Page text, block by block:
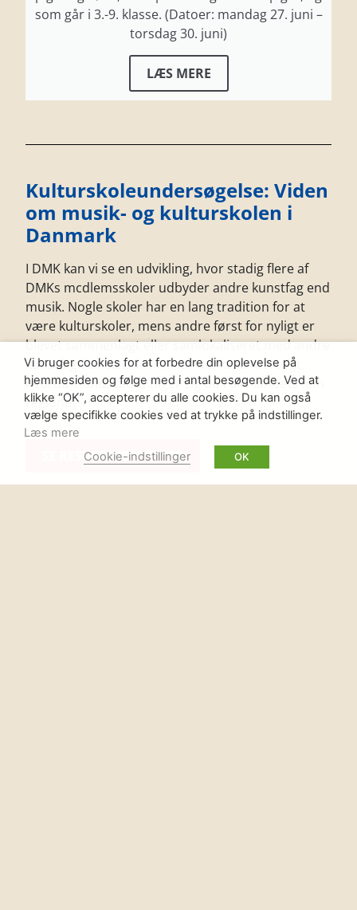
som går i 3.-9. klasse. (Datoer: mandag 27. juni –
torsdag 30. juni)
LÆS MERE
Kulturskoleundersøgelse: Viden
om musik- og kulturskolen i
Danmark
I DMK kan vi se en udvikling, hvor stadig flere af
DMKs mcdlemsskoler udbyder andre kunstfag end
musik. Nogle skoler har en lang tradition for at
være kulturskoler, mens andre først for nyligt er
blevet sammenlagt eller samlokaliseret med andre
kunstfag/kunstskoler. Vi har derfor undersøgt,
hvordan landskabet tager sig ud i alle landets fem
regioner.
SE RESULTATERNE HER
Vi bruger cookies for at forbedre din oplevelse på
hjemmesiden og følge med i antal besøgende. Ved at
klikke “OK”, accepterer du alle cookies. Du kan også
vælge specifikke cookies ved at trykke på indstillinger.
Læs mere
Cookie-indstillinger
OK